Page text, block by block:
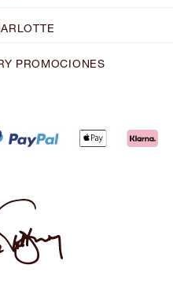
PROMOCIONES